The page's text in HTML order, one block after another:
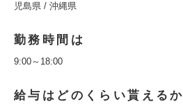
児島県 / 沖縄県
勤務時間は
9:00～18:00
給与はどのくらい貰えるか